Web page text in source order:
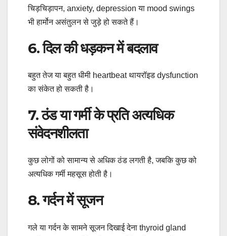
चिड़चिड़ापन, anxiety, depression या mood swings
भी हार्मोन असंतुलन से जुड़े हो सकते हैं।
6. दिल की धड़कन में बदलाव
बहुत तेज या बहुत धीमी heartbeat थायरॉइड dysfunction
का संकेत हो सकती है।
7. ठंड या गर्मी के प्रति अत्यधिक
संवेदनशीलता
कुछ लोगों को सामान्य से अधिक ठंड लगती है, जबकि कुछ को
अत्यधिक गर्मी महसूस होती है।
8. गर्दन में सूजन
गले या गर्दन के सामने सूजन दिखाई देना thyroid gland